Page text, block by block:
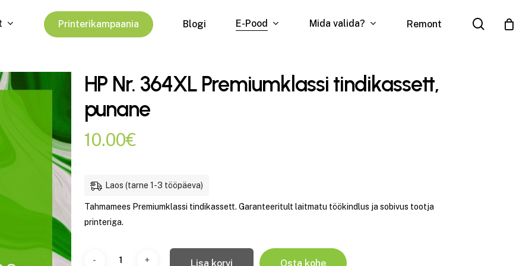
Printerikampaania Blogi E-Pood Mida valida? Remont search
HP Nr. 364XL Premiumklassi tindikassett,
punane
10.00€
Laos (tarne 1-3 tööpäeva)
Tahmamees Premiumklassi tindikassett. Garanteeritult laitmatu töökindlus ja sobivus tootja
printeriga.
Lisa korvi Osta kohe